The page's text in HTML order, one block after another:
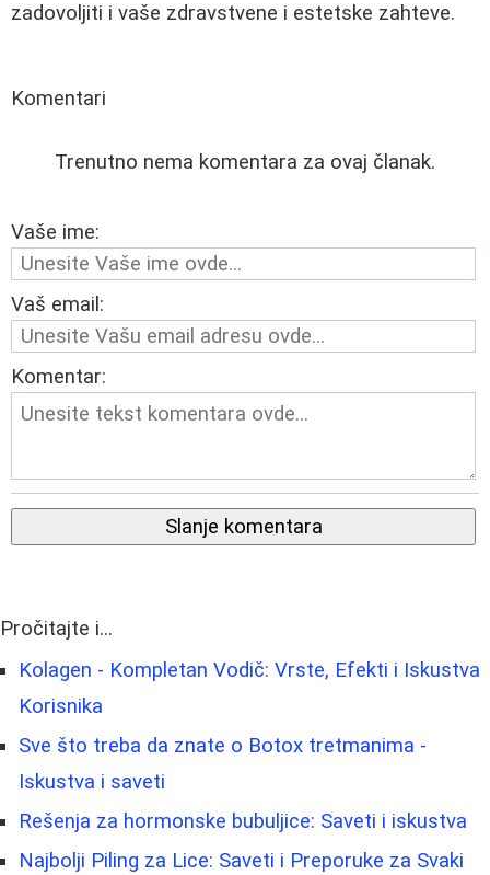
zadovoljiti i vaše zdravstvene i estetske zahteve.
Komentari
Trenutno nema komentara za ovaj članak.
Vaše ime:
Vaš email:
Komentar:
Slanje komentara
Pročitajte i...
Kolagen - Kompletan Vodič: Vrste, Efekti i Iskustva
Korisnika
Sve što treba da znate o Botox tretmanima -
Iskustva i saveti
Rešenja za hormonske bubuljice: Saveti i iskustva
Najbolji Piling za Lice: Saveti i Preporuke za Svaki